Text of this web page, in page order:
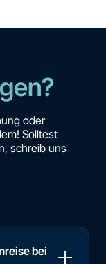
oder
Solltest
schreib uns
bei